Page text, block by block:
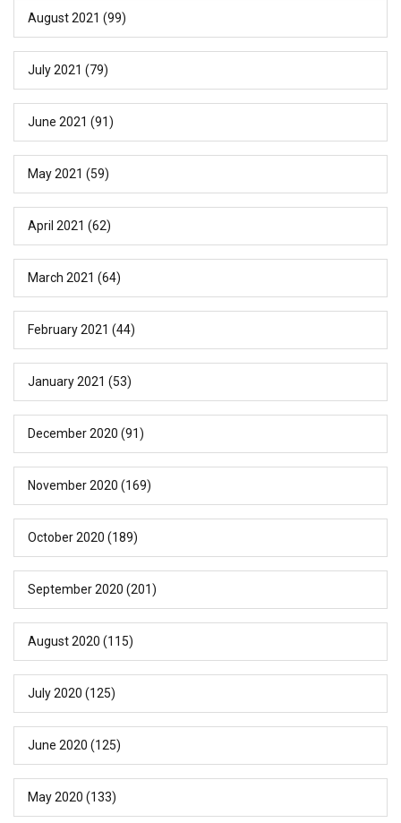
August 2021 (99)
July 2021 (79)
June 2021 (91)
May 2021 (59)
April 2021 (62)
March 2021 (64)
February 2021 (44)
January 2021 (53)
December 2020 (91)
November 2020 (169)
October 2020 (189)
September 2020 (201)
August 2020 (115)
July 2020 (125)
June 2020 (125)
May 2020 (133)